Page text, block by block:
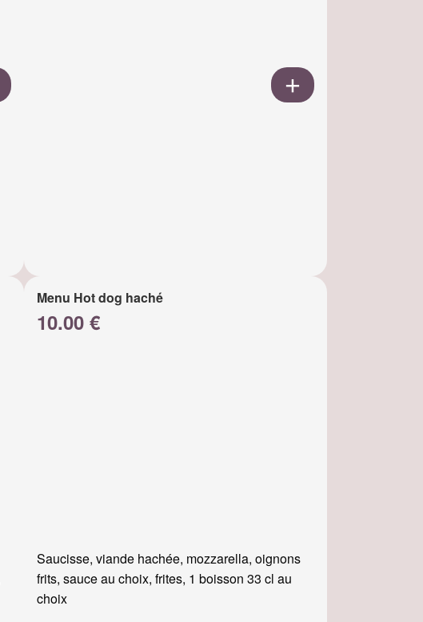
Menu Hot dog haché
10.00 €
Saucisse, viande hachée, mozzarella, oignons
frits, sauce au choix, frites, 1 boisson 33 cl au
choix